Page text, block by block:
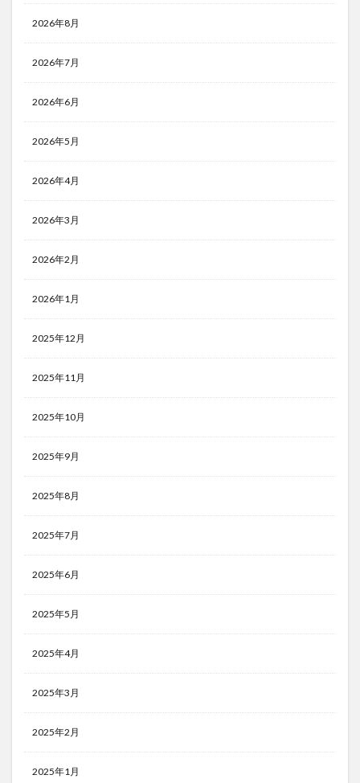
2026年8月
2026年7月
2026年6月
2026年5月
2026年4月
2026年3月
2026年2月
2026年1月
2025年12月
2025年11月
2025年10月
2025年9月
2025年8月
2025年7月
2025年6月
2025年5月
2025年4月
2025年3月
2025年2月
2025年1月